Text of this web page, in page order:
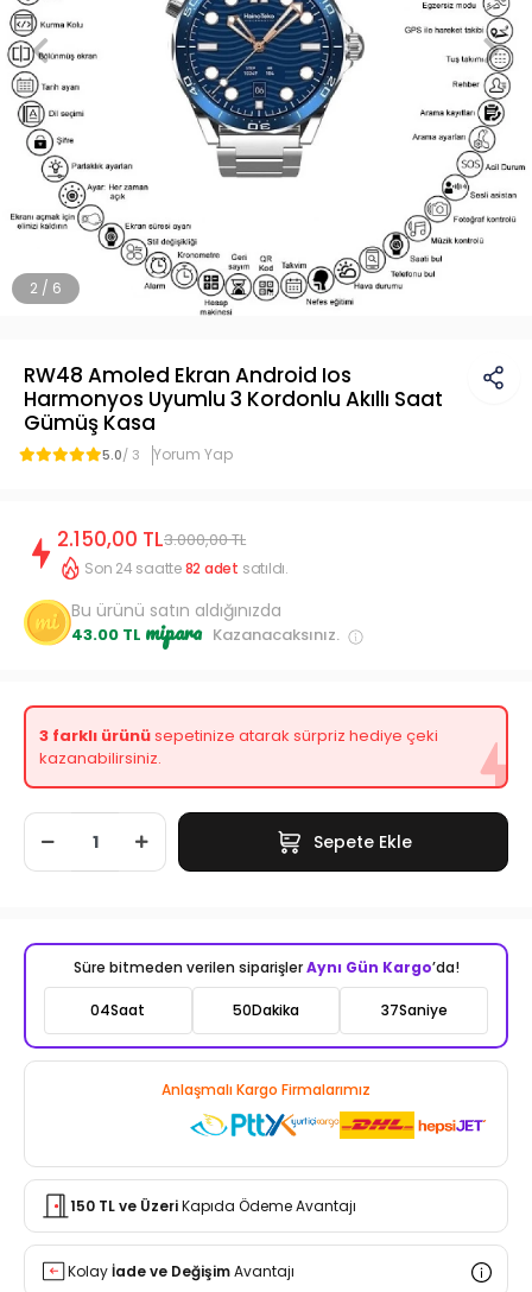
2 / 6
RW48 Amoled Ekran Android Ios
Harmonyos Uyumlu 3 Kordonlu Akıllı Saat
Gümüş Kasa
5.0/ 3 Yorum Yap
2.150,00 TL3.000,00 TL
Son 24 saatte82 adet satıldı.
Bu ürünü satın aldığınızda
43.00 TL mipara Kazanacaksınız.
3 farklı ürünüsepetinize atarak sürpriz hediye çeki
kazanabilirsiniz.
Sepete Ekle
Süre bitmeden verilen siparişlerAynı Gün Kargo’da!
04Saat 50Dakika 35Saniye
Anlaşmalı Kargo Firmalarımız
150 TL ve ÜzeriKapıda Ödeme Avantajı
Kolayİade ve DeğişimAvantajı